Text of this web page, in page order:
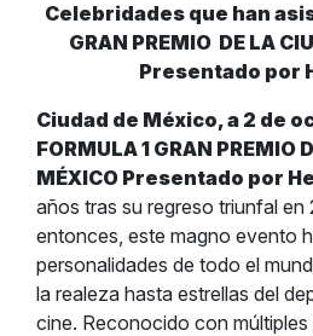
Celebridades que han
GRAN PREMIO DE LA
Presentado por
Ciudad de México, a 2 de
FORMULA 1 GRAN PREMIO
MÉXICO Presentado por
años tras su regreso triunfal en
entonces, este magno evento
personalidades de todo el
la realeza hasta estrellas del
cine. Reconocido con